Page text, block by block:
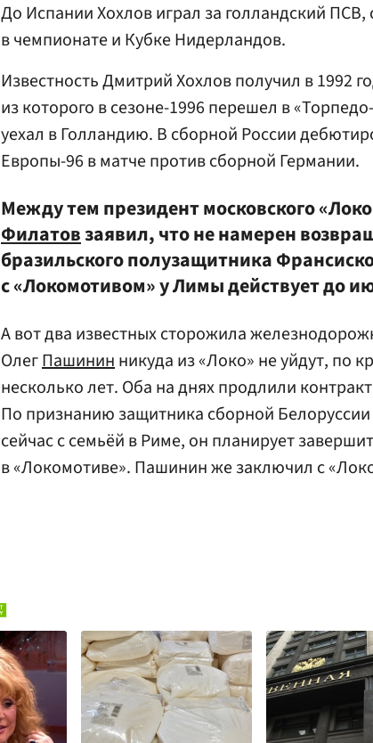
До Испании Хохлов играл за голландский
в чемпионате и Кубке Нидерландов.
Известность Дмитрий Хохлов получил в 1992
из которого в сезоне-1996 перешел в
уехал в Голландию. В сборной России
Европы-96 в матче против сборной Германии.
Между тем президент московского
Филатовзаявил, что не намерен
бразильского полузащитника
с «Локомотивом» у Лимы действует до
А вот два известных сторожила
ОлегПашининникуда из «Локо» не уйдут, по
несколько лет. Оба на днях продлили
По признанию защитника сборной
сейчас с семьёй в Риме, он планирует
в «Локомотиве». Пашинин же заключил с